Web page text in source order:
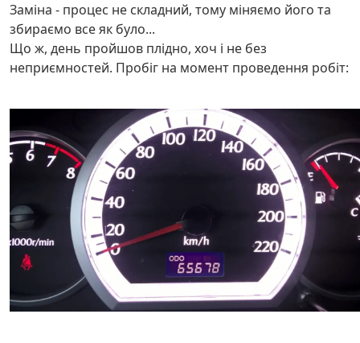
Заміна - процес не складний, тому міняємо його та
збираємо все як було...
Що ж, день пройшов плідно, хоч і не без
неприємностей. Пробіг на момент проведення робіт: